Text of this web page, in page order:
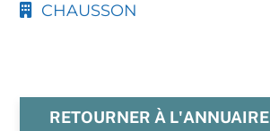
CHAUSSON
RETOURNER À L'ANNUAIRE